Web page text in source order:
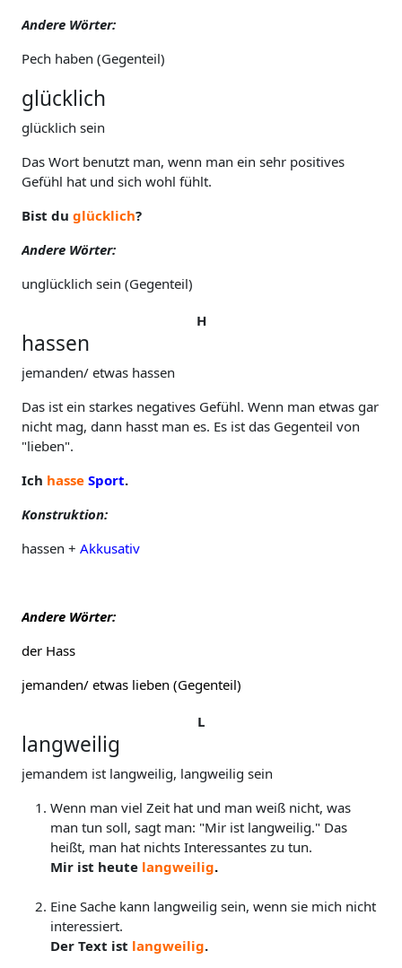
Andere Wörter:
Pech haben (Gegenteil)
glücklich
glücklich sein
Das Wort benutzt man, wenn man ein sehr positives
Gefühl hat und sich wohl fühlt.
Bist du glücklich?
Andere Wörter:
unglücklich sein (Gegenteil)
H
hassen
jemanden/ etwas hassen
Das ist ein starkes negatives Gefühl. Wenn man etwas gar
nicht mag, dann hasst man es. Es ist das Gegenteil von
"lieben".
Ich hasse Sport.
Konstruktion:
hassen + Akkusativ
Andere Wörter:
der Hass
jemanden/ etwas lieben (Gegenteil)
L
langweilig
jemandem ist langweilig, langweilig sein
Wenn man viel Zeit hat und man weiß nicht, was
man tun soll, sagt man: "Mir ist langweilig." Das
heißt, man hat nichts Interessantes zu tun.
Mir ist heute langweilig.
Eine Sache kann langweilig sein, wenn sie mich nicht
interessiert.
Der Text ist langweilig.